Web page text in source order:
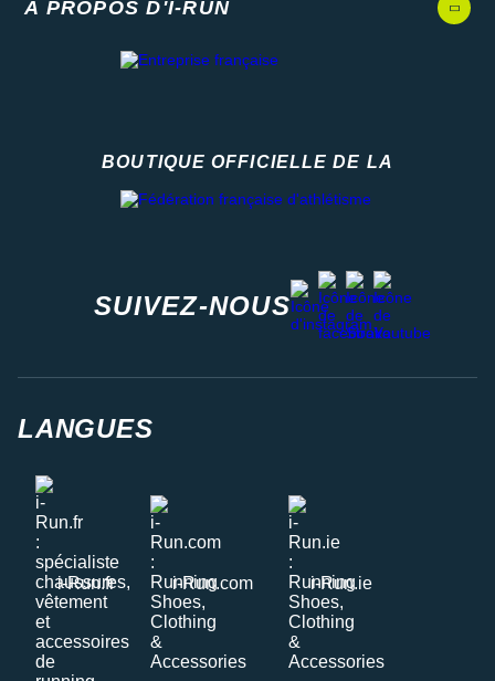
A PROPOS D'I-RUN
BOUTIQUE OFFICIELLE DE LA
SUIVEZ-NOUS
instagram
facebook
stravayoutube
LANGUES
i-Run.fr i-Run.com i-Run.ie